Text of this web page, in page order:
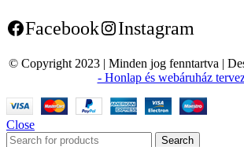
Facebook Instagram
© Copyright 2023 | Minden jog fenntartva |
- Honlap és webáruház
Close
Search